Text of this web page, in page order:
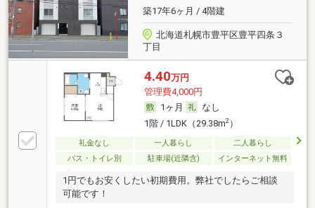
築17年6ヶ月 / 4階建
北海道札幌市豊平区豊平四条３
丁目
4.40万円
管理費4,000円
1ヶ月
なし
1階 / 1LDK（29.38m2）
礼金なし 一人暮らし
二人暮らし
バス・トイレ別
駐車場(近隣含) インターネット無料
1円でもお安くしたい初期費用。弊社でしたらご相談
可能です！